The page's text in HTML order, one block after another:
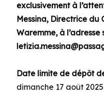
exclusivement à
Messina, Directrice du
Waremme, à l’adresse
Date limite de dépôt
dimanche 17 août